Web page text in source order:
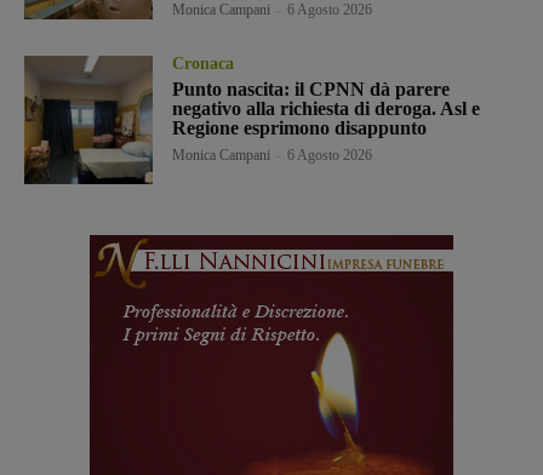
Monica Campani 6 Agosto 2026
Cronaca
Punto nascita: il CPNN dà parere
negativo alla richiesta di deroga. Asl e
Regione esprimono disappunto
Monica Campani 6 Agosto 2026